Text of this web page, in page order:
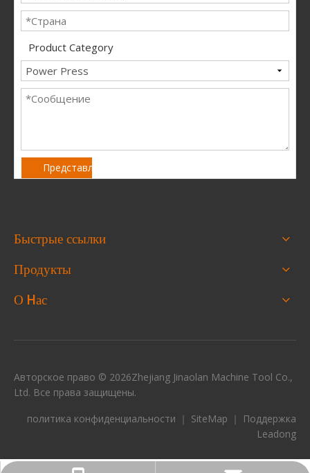
Product Category
Представлять на рассмотрение
Быстрые ссылки
Продукты
О Hас
Авторское право © 2026Zhejiang Jinaolan Machine Tool Co.,
Ltd. Все права защищены.
политика конфиденциальности ｜ SiteMap ｜ Поддержка
Leadong